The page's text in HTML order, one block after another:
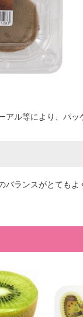
ル等により、パ
ランスがとてもよ